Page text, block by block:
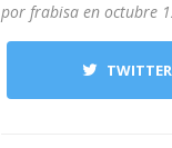
por frabisa en octubre
TWITTER